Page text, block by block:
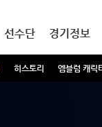
히스토리 엠블럼 캐릭
선수단 경기정보